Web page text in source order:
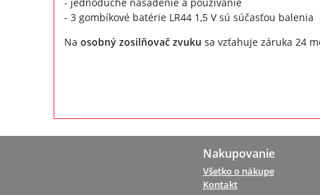
- 3 gombíkové batérie LR44 1,5 V sú súčasťou balenia
Na osobný zosilňovač zvuku sa vzťahuje záruka 24
Nakupovanie
Všetko o nákupe
Kontakt